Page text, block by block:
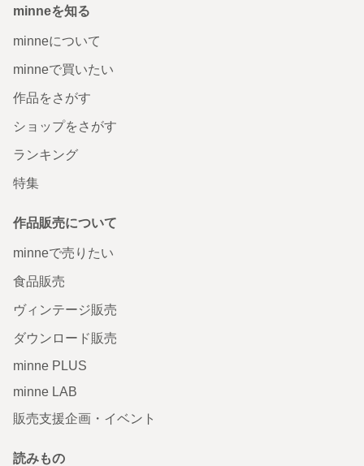
minneを知る
minneについて
minneで買いたい
作品をさがす
ショップをさがす
ランキング
特集
作品販売について
minneで売りたい
食品販売
ヴィンテージ販売
ダウンロード販売
minne PLUS
minne LAB
販売支援企画・イベント
読みもの